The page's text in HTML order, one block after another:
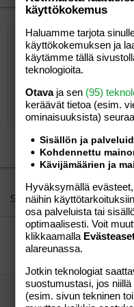
Lihavoitu
Kursivoitu
Laajennettuun
Lista
Fontin koko
9
10
12
15
18
22
26
TekstiväriKirjasintyyli
Book
Georgia
Tahoma
Tasaus Tasaa
Keskitä
Tasaa oikealle
Justify text
Paragraph format
Normal
Heading
Heading 3
LainausLisää video/media
Lisää taulukko
Insert
Tee uudelleen
BBCode-näkymä
Poista muotoilu
Luonnokset
Kirjoita vastaus...
Similar threads
KERHOT-LISTA
Talvicci
KERHOT-
Talvicci Lapsen
käyttökokemus
Haluamme tarjota
käyttökokemuksen ja
käytämme tällä
teknologioita.
Otavaja sen (95)
keräävät tietoa (esim.
ominaisuuk­sista)
Sisällön ja
Kohdennettu
Kävijämäärien ja
Hyväksymällä
näihin
osa palveluista tai
optimaalisesti. Voit
klikkaamalla
alareunassa.
Jotkin teknologiat
suostumustasi, jos
(esim. sivun tekninen